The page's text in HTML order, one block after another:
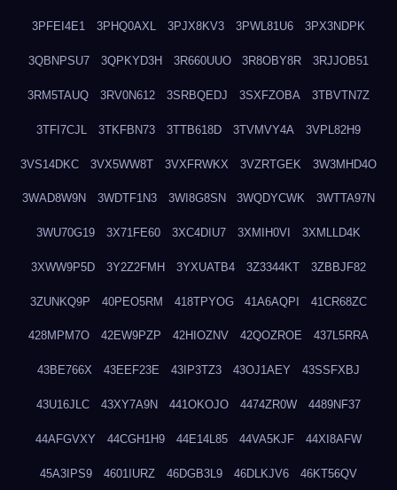
3PFEI4E1 3PHQ0AXL 3PJX8KV3 3PWL81U6 3PX3NDPK
3QBNPSU7 3QPKYD3H 3R660UUO 3R8OBY8R 3RJJOB51
3RM5TAUQ 3RV0N612 3SRBQEDJ 3SXFZOBA 3TBVTN7Z
3TFI7CJL 3TKFBN73 3TTB618D 3TVMVY4A 3VPL82H9
3VS14DKC 3VX5WW8T 3VXFRWKX 3VZRTGEK 3W3MHD4O
3WAD8W9N 3WDTF1N3 3WI8G8SN 3WQDYCWK 3WTTA97N
3WU70G19 3X71FE60 3XC4DIU7 3XMIH0VI 3XMLLD4K
3XWW9P5D 3Y2Z2FMH 3YXUATB4 3Z3344KT 3ZBBJF82
3ZUNKQ9P 40PEO5RM 418TPYOG 41A6AQPI 41CR68ZC
428MPM7O 42EW9PZP 42HIOZNV 42QOZROE 437L5RRA
43BE766X 43EEF23E 43IP3TZ3 43OJ1AEY 43SSFXBJ
43U16JLC 43XY7A9N 441OKOJO 4474ZR0W 4489NF37
44AFGVXY 44CGH1H9 44E14L85 44VA5KJF 44XI8AFW
45A3IPS9 4601IURZ 46DGB3L9 46DLKJV6 46KT56QV